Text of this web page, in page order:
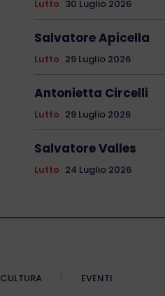
Lutto 30 Luglio 2026
Salvatore Apicella
Lutto 29 Luglio 2026
Antonietta Circelli
Lutto 29 Luglio 2026
Salvatore Valles
Lutto 24 Luglio 2026
CULTURA EVENTI